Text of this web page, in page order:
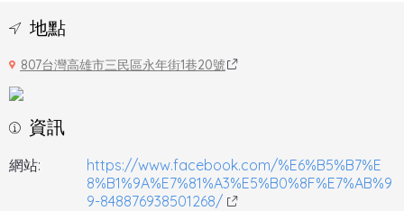
地點
807台灣高雄市三民區永年街1巷20號
資訊
網站:
https://www.facebook.com/%E6%B5%B7%E
8%B1%9A%E7%81%A3%E5%B0%8F%E7%AB%9
9-848876938501268/